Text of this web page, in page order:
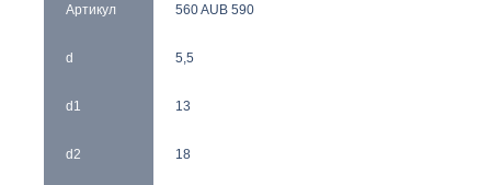
Артикул
d
d1
d2
560 AUB 590
5,5
13
18